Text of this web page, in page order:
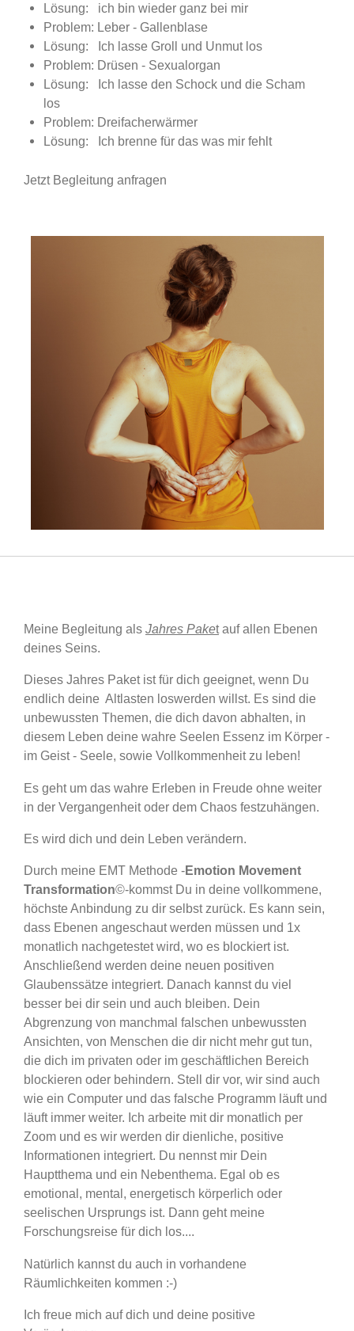
Lösung: ich bin wieder ganz bei mir
Problem: Leber - Gallenblase
Lösung: Ich lasse Groll und Unmut los
Problem: Drüsen - Sexualorgan
Lösung: Ich lasse den Schock und die Scham
los
Problem: Dreifacherwärmer
Lösung: Ich brenne für das was mir fehlt
Jetzt Begleitung anfragen
Meine Begleitung als Jahres Paketauf allen Ebenen
deines Seins.
Dieses Jahres Paket ist für dich geeignet, wenn Du
endlich deine Altlasten loswerden willst. Es sind die
unbewussten Themen, die dich davon abhalten, in
diesem Leben deine wahre Seelen Essenz im Körper -
im Geist - Seele, sowie Vollkommenheit zu leben!
Es geht um das wahre Erleben in Freude ohne weiter
in der Vergangenheit oder dem Chaos festzuhängen.
Es wird dich und dein Leben verändern.
Durch meine EMT Methode -Emotion Movement
Transformation©-kommst Du in deine vollkommene,
höchste Anbindung zu dir selbst zurück. Es kann sein,
dass Ebenen angeschaut werden müssen und 1x
monatlich nachgetestet wird, wo es blockiert ist.
Anschließend werden deine neuen positiven
Glaubenssätze integriert. Danach kannst du viel
besser bei dir sein und auch bleiben. Dein
Abgrenzung von manchmal falschen unbewussten
Ansichten, von Menschen die dir nicht mehr gut tun,
die dich im privaten oder im geschäftlichen Bereich
blockieren oder behindern. Stell dir vor, wir sind auch
wie ein Computer und das falsche Programm läuft und
läuft immer weiter. Ich arbeite mit dir monatlich per
Zoom und es wir werden dir dienliche, positive
Informationen integriert. Du nennst mir Dein
Hauptthema und ein Nebenthema. Egal ob es
emotional, mental, energetisch körperlich oder
seelischen Ursprungs ist. Dann geht meine
Forschungsreise für dich los....
Natürlich kannst du auch in vorhandene
Räumlichkeiten kommen :-)
Ich freue mich auf dich und deine positive